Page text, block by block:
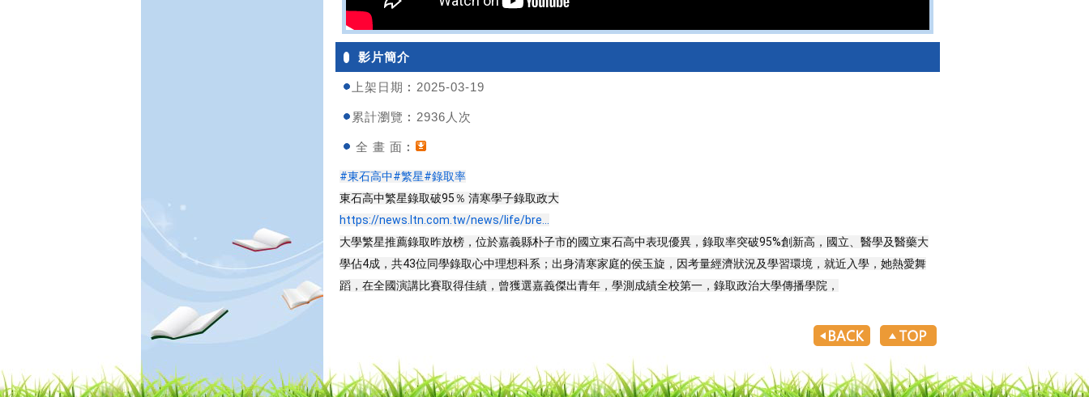
影片簡介
上架日期︰2025-03-19
累計瀏覽︰2936人次
全 畫 面︰
#東石高中#繁星#錄取率
東石高中繁星錄取破95％ 清寒學子錄取政大
https://news.ltn.com.tw/news/life/bre...
大學繁星推薦錄取昨放榜，位於嘉義縣朴子市的國立東石高中表現優異，錄取率突破95%創新高，國立、醫學及醫藥大
學佔4成，共43位同學錄取心中理想科系；出身清寒家庭的侯玉旋，因考量經濟狀況及學習環境，就近入學，她熱愛舞
蹈，在全國演講比賽取得佳績，曾獲選嘉義傑出青年，學測成績全校第一，錄取政治大學傳播學院，